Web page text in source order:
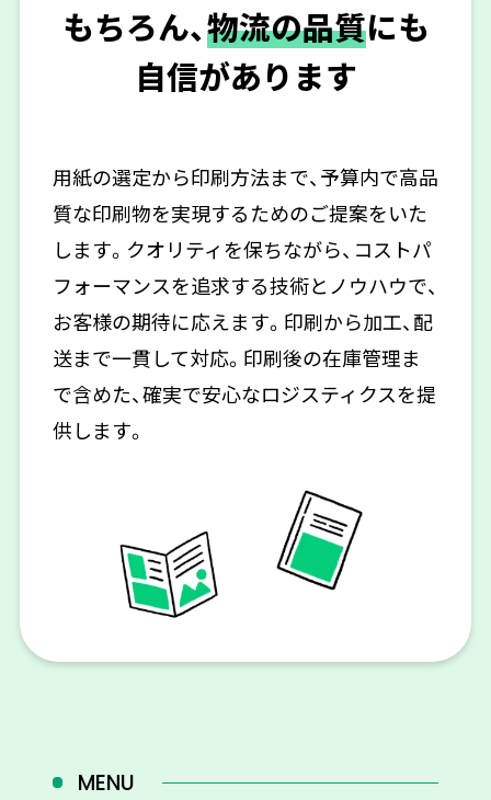
もちろん、物流の品質にも
自信があります
用紙の選定から印刷方法まで、予算内で高品
質な印刷物を実現するためのご提案をいた
します。クオリティを保ちながら、コストパ
フォーマンスを追求する技術とノウハウで、
お客様の期待に応えます。印刷から加工、配
送まで一貫して対応。印刷後の在庫管理ま
で含めた、確実で安心なロジスティクスを提
供します。
MENU